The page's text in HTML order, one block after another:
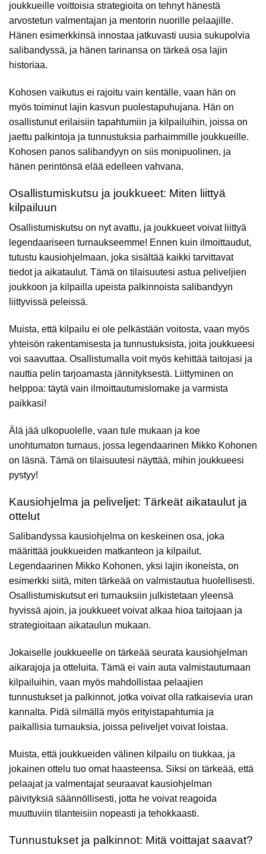
joukkueille voittoisia strategioita on tehnyt hänestä
arvostetun valmentajan ja mentorin nuorille pelaajille.
Hänen esimerkkinsä innostaa jatkuvasti uusia sukupolvia
salibandyssä, ja hänen tarinansa on tärkeä osa lajin
historiaa.
Kohosen vaikutus ei rajoitu vain kentälle, vaan hän on
myös toiminut lajin kasvun puolestapuhujana. Hän on
osallistunut erilaisiin tapahtumiin ja kilpailuihin, joissa on
jaettu palkintoja ja tunnustuksia parhaimmille joukkueille.
Kohosen panos salibandyyn on siis monipuolinen, ja
hänen perintönsä elää edelleen vahvana.
Osallistumiskutsu ja joukkueet: Miten liittyä
kilpailuun
Osallistumiskutsu on nyt avattu, ja joukkueet voivat liittyä
legendaariseen turnaukseemme! Ennen kuin ilmoittaudut,
tutustu kausiohjelmaan, joka sisältää kaikki tarvittavat
tiedot ja aikataulut. Tämä on tilaisuutesi astua peliveljien
joukkoon ja kilpailla upeista palkinnoista salibandyyn
liittyvissä peleissä.
Muista, että kilpailu ei ole pelkästään voitosta, vaan myös
yhteisön rakentamisesta ja tunnustuksista, joita joukkueesi
voi saavuttaa. Osallistumalla voit myös kehittää taitojasi ja
nauttia pelin tarjoamasta jännityksestä. Liittyminen on
helppoa: täytä vain ilmoittautumislomake ja varmista
paikkasi!
Älä jää ulkopuolelle, vaan tule mukaan ja koe
unohtumaton turnaus, jossa legendaarinen Mikko Kohonen
on läsnä. Tämä on tilaisuutesi näyttää, mihin joukkueesi
pystyy!
Kausiohjelma ja peliveljet: Tärkeät aikataulut ja
ottelut
Salibandyssa kausiohjelma on keskeinen osa, joka
määrittää joukkueiden matkanteon ja kilpailut.
Legendaarinen Mikko Kohonen, yksi lajin ikoneista, on
esimerkki siitä, miten tärkeää on valmistautua huolellisesti.
Osallistumiskutsut eri turnauksiin julkistetaan yleensä
hyvissä ajoin, ja joukkueet voivat alkaa hioa taitojaan ja
strategioitaan aikataulun mukaan.
Jokaiselle joukkueelle on tärkeää seurata kausiohjelman
aikarajoja ja otteluita. Tämä ei vain auta valmistautumaan
kilpailuihin, vaan myös mahdollistaa pelaajien
tunnustukset ja palkinnot, jotka voivat olla ratkaisevia uran
kannalta. Pidä silmällä myös erityistapahtumia ja
paikallisia turnauksia, joissa peliveljet voivat loistaa.
Muista, että joukkueiden välinen kilpailu on tiukkaa, ja
jokainen ottelu tuo omat haasteensa. Siksi on tärkeää, että
pelaajat ja valmentajat seuraavat kausiohjelman
päivityksiä säännöllisesti, jotta he voivat reagoida
muuttuviin tilanteisiin nopeasti ja tehokkaasti.
Tunnustukset ja palkinnot: Mitä voittajat saavat?